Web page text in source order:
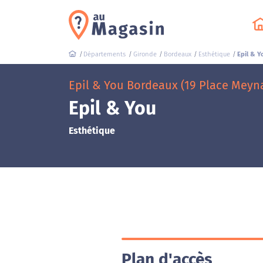
Départements Gironde Bordeaux Esthétique Epil &
Epil & You Bordeaux (19 Place
Epil & You
Esthétique